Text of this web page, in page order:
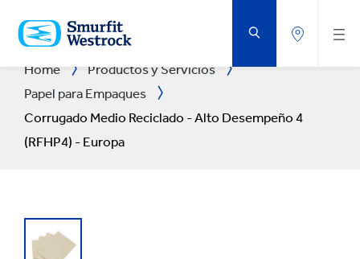
AL
CONTENIDO
PRINCIPAL
Home
Productos y Servicios
Papel para Empaques
Corrugado Medio Reciclado - Alto Desempeño 4
(RFHP4) - Europa